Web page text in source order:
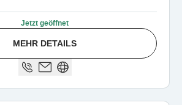
Jetzt geöffnet
MEHR DETAILS